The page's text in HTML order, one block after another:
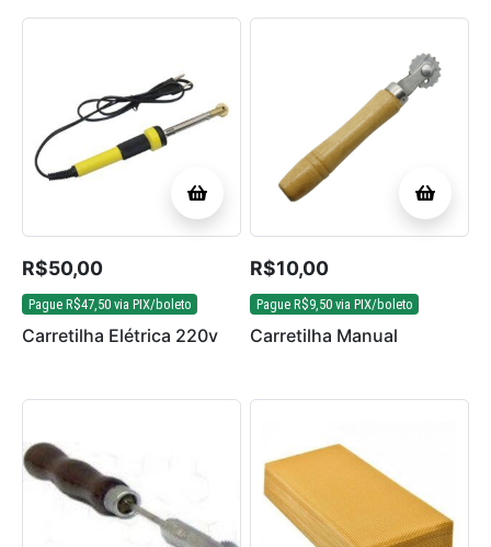
R$50,00
Pague R$47,50 via PIX/boleto
Carretilha Elétrica 220v
R$10,00
Pague R$9,50 via PIX/boleto
Carretilha Manual